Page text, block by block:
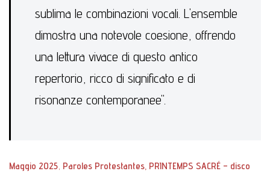
sublima le combinazioni vocali. L'ensemble
dimostra una notevole coesione, offrendo
una lettura vivace di questo antico
repertorio, ricco di significato e di
risonanze contemporanee".
Maggio 2025 Paroles Protestantes, PRINTEMPS SACRÉ – disco